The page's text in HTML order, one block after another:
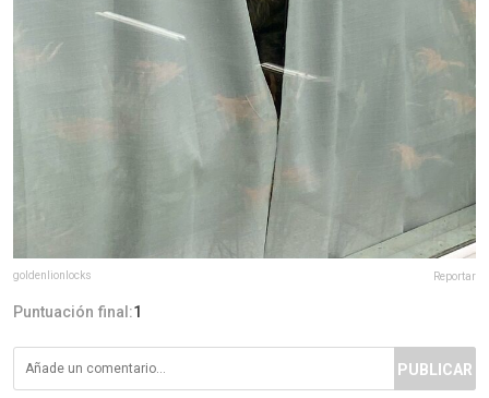
goldenlionlocks Reportar
Puntuación final:1
PUBLICAR